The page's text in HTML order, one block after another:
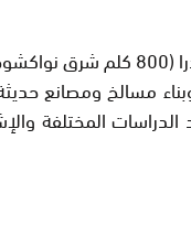
وبحسب وسائل إعلام موريتانية، أعلن السيد الغزواني، الذي كان يتحدث في افتتاح
للماشية، وبناء مسالخ
الدراسات المختلفة